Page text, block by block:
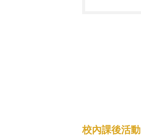
校內課後活動